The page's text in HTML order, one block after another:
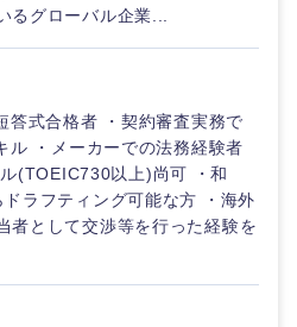
愛媛県
るグローバル企業...
答式合格者 ・契約審査実務で
ル ・メーカーでの法務経験者
(TOEIC730以上)尚可 ・和
ラフティング可能な方 ・海外
者として交渉等を行った経験を